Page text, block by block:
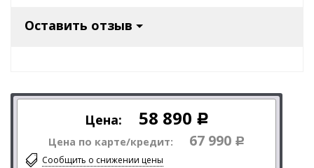
Оставить отзыв
Цена: 58 890 Р
Цена по карте/кредит: 67 990 Р
Сообщить о снижении цены